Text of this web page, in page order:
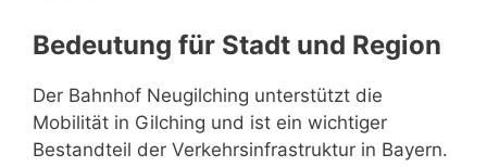
Bedeutung für Stadt und Region
Der Bahnhof Neugilching unterstützt die
Mobilität in Gilching und ist ein wichtiger
Bestandteil der Verkehrsinfrastruktur in Bayern.